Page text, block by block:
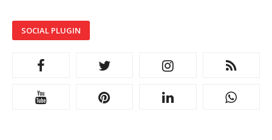
SOCIAL PLUGIN